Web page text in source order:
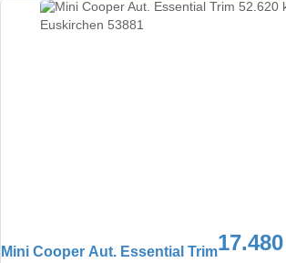
Mini Cooper Aut. Essential Trim